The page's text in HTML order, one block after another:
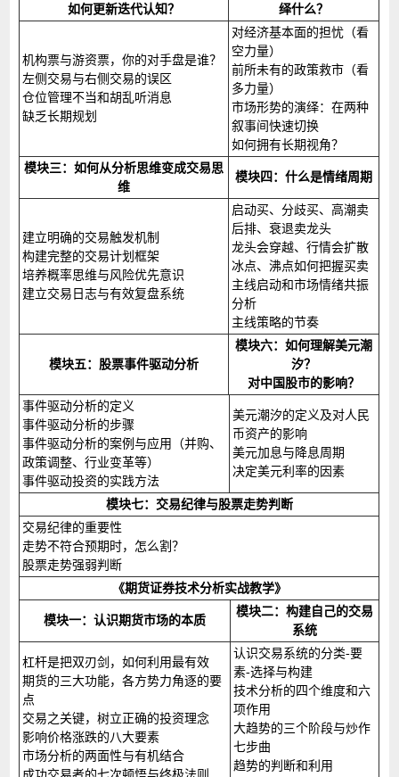
如何更新迭代认知？
绎什么？
机构票与游资票，你的对手盘是谁？
左侧交易与右侧交易的误区
仓位管理不当和胡乱听消息
缺乏长期规划
对经济基本面的担忧（看
空力量）
前所未有的政策救市（看
多力量）
市场形势的演绎：在两种
叙事间快速切换
如何拥有长期视角？
模块三：如何从分析思维变成交易思
维
模块四：什么是情绪周期
建立明确的交易触发机制
构建完整的交易计划框架
培养概率思维与风险优先意识
建立交易日志与有效复盘系统
启动买、分歧买、高潮卖
后排、衰退卖龙头
龙头会穿越、行情会扩散
冰点、沸点如何把握买卖
主线启动和市场情绪共振
分析
主线策略的节奏
模块五：股票事件驱动分析
模块六：如何理解美元潮
汐？
对中国股市的影响？
事件驱动分析的定义
事件驱动分析的步骤
事件驱动分析的案例与应用（并购、
政策调整、行业变革等）
事件驱动投资的实践方法
美元潮汐的定义及对人民
币资产的影响
美元加息与降息周期
决定美元利率的因素
模块七：交易纪律与股票走势判断
交易纪律的重要性
走势不符合预期时，怎么割？
股票走势强弱判断
《期货证券技术分析实战教学》
模块一：认识期货市场的本质
模块二：构建自己的交易
系统
杠杆是把双刃剑，如何利用最有效
期货的三大功能，各方势力角逐的要
点
交易之关键，树立正确的投资理念
影响价格涨跌的八大要素
市场分析的两面性与有机结合
认识交易系统的分类-要
素-选择与构建
技术分析的四个维度和六
项作用
大趋势的三个阶段与炒作
七步曲
趋势的判断和利用